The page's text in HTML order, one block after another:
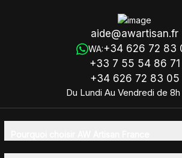
aide@awartisan.fr
WA:+34 626 72 83
+33 7 55 54 86 71
+34 626 72 83 05
Du Lundi Au Vendredi de 8h